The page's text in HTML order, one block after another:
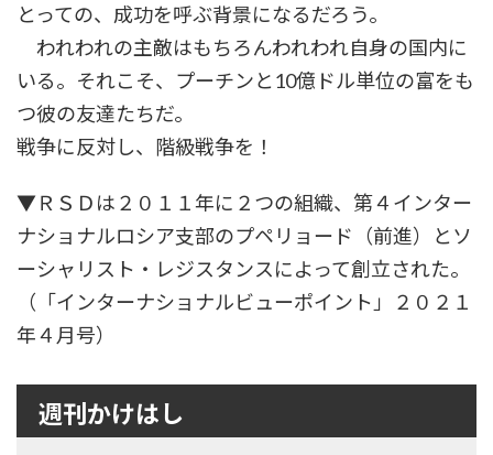
とっての、成功を呼ぶ背景になるだろう。
われわれの主敵はもちろんわれわれ自身の国内に
いる。それこそ、プーチンと10億ドル単位の富をも
つ彼の友達たちだ。
戦争に反対し、階級戦争を！
▼ＲＳＤは２０１１年に２つの組織、第４インター
ナショナルロシア支部のプペリョード（前進）とソ
ーシャリスト・レジスタンスによって創立された。
（「インターナショナルビューポイント」２０２１
年４月号）
週刊かけはし